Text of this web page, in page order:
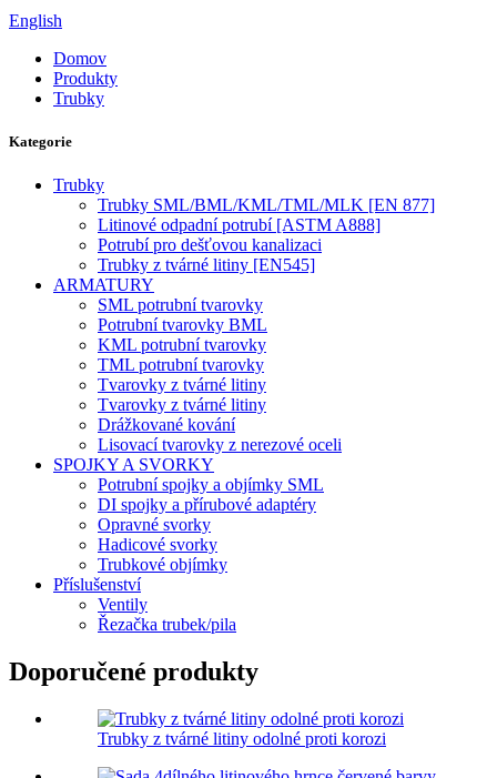
English
Domov
Produkty
Trubky
Kategorie
Trubky
Trubky SML/BML/KML/TML/MLK [EN 877]
Litinové odpadní potrubí [ASTM A888]
Potrubí pro dešťovou kanalizaci
Trubky z tvárné litiny [EN545]
ARMATURY
SML potrubní tvarovky
Potrubní tvarovky BML
KML potrubní tvarovky
TML potrubní tvarovky
Tvarovky z tvárné litiny
Tvarovky z tvárné litiny
Drážkované kování
Lisovací tvarovky z nerezové oceli
SPOJKY A SVORKY
Potrubní spojky a objímky SML
DI spojky a přírubové adaptéry
Opravné svorky
Hadicové svorky
Trubkové objímky
Příslušenství
Ventily
Řezačka trubek/pila
Doporučené produkty
Trubky z tvárné litiny odolné proti korozi